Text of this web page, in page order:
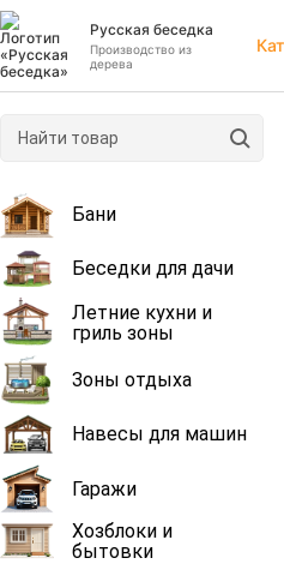
Русская беседка
Производство из
дерева
Бани
Беседки для дачи
Летние кухни и
гриль зоны
Зоны отдыха
Навесы для машин
Гаражи
Хозблоки и
бытовки